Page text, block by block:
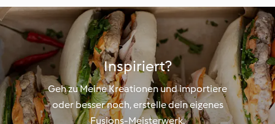
Inspiriert?
Geh zu Meine Kreationen und importiere
oder besser noch, erstelle dein eigenes
Fusions-Meisterwerk.